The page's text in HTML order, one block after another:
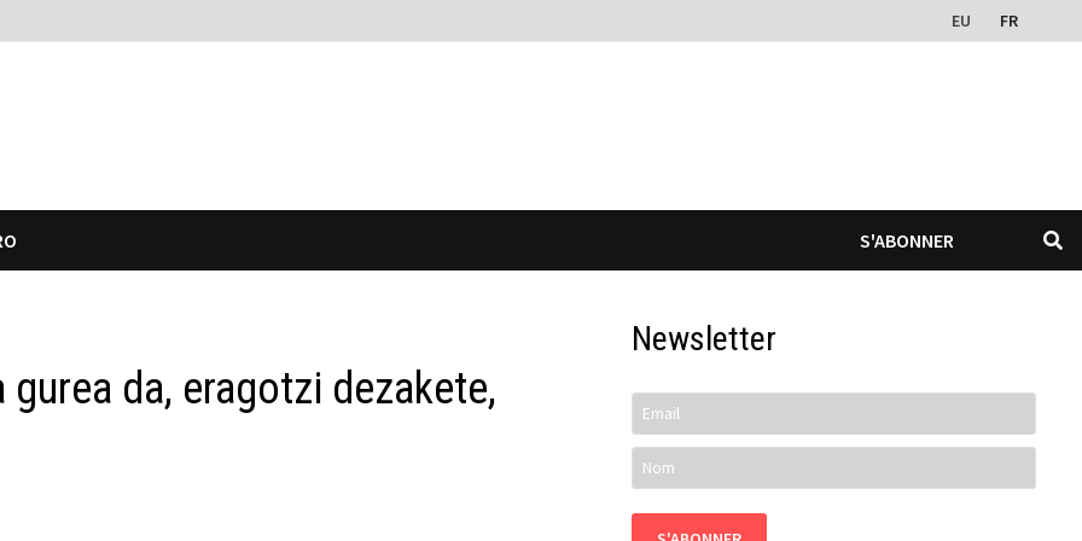
EU FR
S'ABONNER
da, eragotzi dezakete,
Newsletter